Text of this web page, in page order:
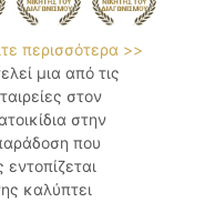
περισσότερα >>
μια από τις
στον
στην
που
καλύπτει